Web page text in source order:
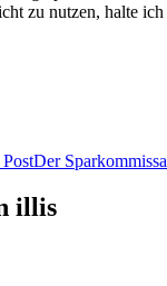
zu nutzen, halte
Der
illis